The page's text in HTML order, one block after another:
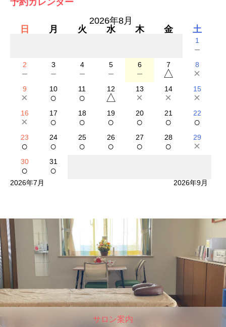
予約カレンダー
2026年8月
日
月 火 水 木 金 土
1
－
2
－
3
－
4
－
5
－
6
－
7
△
8
×
9
×
10
○
11
○
12
△
13
×
14
×
15
×
16
×
17
○
18
○
19
○
20
○
21
○
22
○
23
○
24
○
25
○
26
○
27
○
28
○
29
×
30
○
31
○
2026年7月 2026年9月
サロン案内